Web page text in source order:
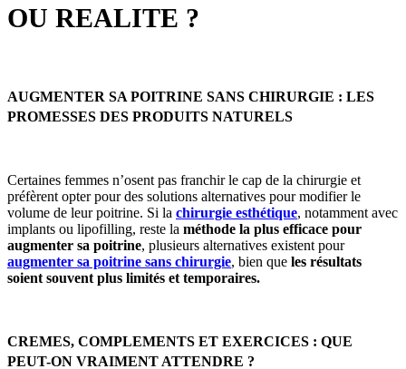
OU REALITE ?
AUGMENTER SA POITRINE SANS CHIRURGIE : LES
PROMESSES DES PRODUITS NATURELS
Certaines femmes n’osent pas franchir le cap de la chirurgie et
préfèrent opter pour des solutions alternatives pour modifier le
volume de leur poitrine. Si la chirurgie esthétique, notamment avec
implants ou lipofilling, reste la méthode la plus efficace pour
augmenter sa poitrine, plusieurs alternatives existent pour
augmenter sa poitrine sans chirurgie, bien que les résultats
soient souvent plus limités et temporaires.
CREMES, COMPLEMENTS ET EXERCICES : QUE
PEUT-ON VRAIMENT ATTENDRE ?